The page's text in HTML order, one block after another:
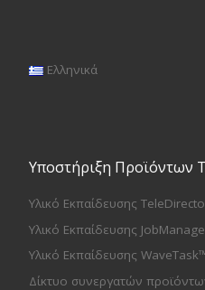
Ελληνικά
Υποστήριξη Προϊόντων
Υλικό Εκπαίδευσης
Υλικό Εκπαίδευσης
Υλικό Εκπαίδευσης
Δίκτυο συνεργατών